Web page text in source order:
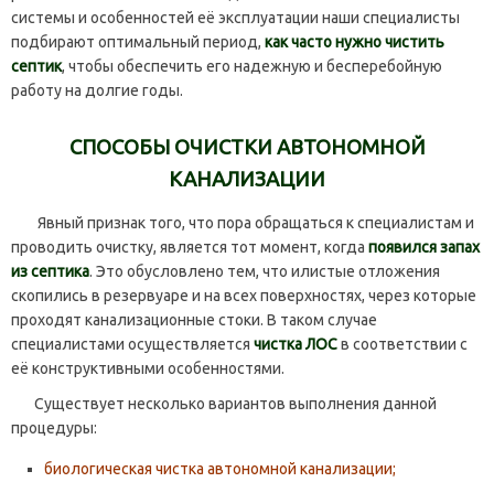
системы и особенностей её эксплуатации наши специалисты
подбирают оптимальный период, как часто нужно чистить
септик, чтобы обеспечить его надежную и бесперебойную
работу на долгие годы.
СПОСОБЫ ОЧИСТКИ АВТОНОМНОЙ
КАНАЛИЗАЦИИ
Явный признак того, что пора обращаться к специалистам и
проводить очистку, является тот момент, когда появился запах
из септика. Это обусловлено тем, что илистые отложения
скопились в резервуаре и на всех поверхностях, через которые
проходят канализационные стоки. В таком случае
специалистами осуществляется чистка ЛОСв соответствии с
её конструктивными особенностями.
Существует несколько вариантов выполнения данной
процедуры:
биологическая чистка автономной канализации;